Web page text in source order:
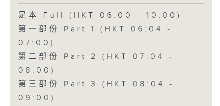
足本 Full (HKT 06:00 - 10:00)
第一部份 Part 1 (HKT 06:04 -
07:00)
第二部份 Part 2 (HKT 07:04 -
08:00)
第三部份 Part 3 (HKT 08:04 -
09:00)